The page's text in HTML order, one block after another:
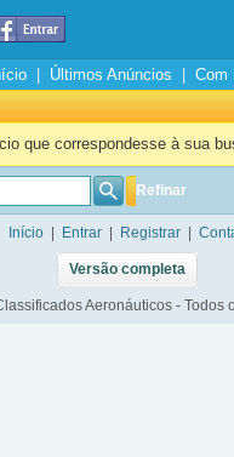
| Últimos Anúncios
Com
que correspondesse à sua
Refinar
Início Entrar Registrar
Versão completa
Aeronáuticos - Todos